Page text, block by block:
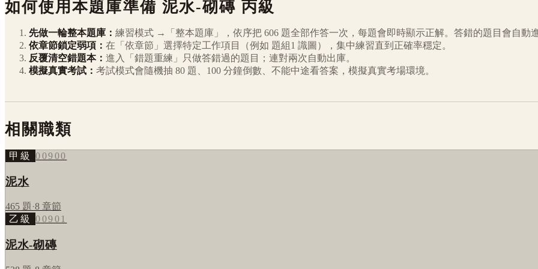
如何使用本題庫準備 泥水-砌磚 丙級
先做一輪整本題庫： 練習模式 →「整本題庫」，依序把 606 題全部作答一次，每題會即時顯示正解。答錯的題目會自動
依章節鎖定弱項： 在「依章節」選擇特定工作項目（例如 題組1 識圖 ），集中練習直到正確率穩定。
反覆清空錯題本： 進入「錯題重練」只做答錯過的題目；連對兩次自動出庫。
模擬真實考試： 考試模式會隨機抽 80 題、100 分鐘倒數、不能中途看答案，模擬真實考場環境。
相關職類
甲級 00900
泥水
465 題 ·8 章節
乙級
00901
泥水-砌磚